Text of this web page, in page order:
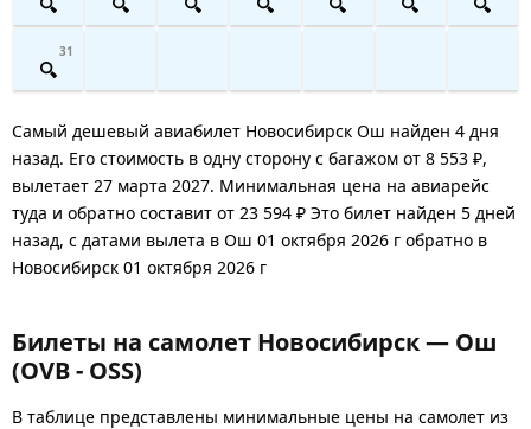
31
Самый дешевый авиабилет Новосибирск Ош найден 4 дня
назад. Его стоимость в одну сторону с багажом от 8 553 ₽,
вылетает 27 марта 2027. Минимальная цена на авиарейс
туда и обратно составит от 23 594 ₽ Это билет найден 5 дней
назад, с датами вылета в Ош 01 октября 2026 г обратно в
Новосибирск 01 октября 2026 г
Билеты на самолет Новосибирск — Ош
(OVB - OSS)
В таблице представлены минимальные цены на самолет из